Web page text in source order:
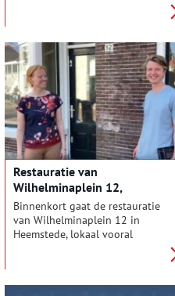
had om een suikerrietplantage
te beginnen. Zowel de
gereedschappen voor de tot
slaaf gemaakten als de luxe
goederen voor de
plantagehouder, die in schril
contrast met elkaar staan.
Restauratie van
Wilhelminaplein 12,
Heemstede
Binnenkort gaat de restauratie
van Wilhelminaplein 12 in
Heemstede, lokaal vooral